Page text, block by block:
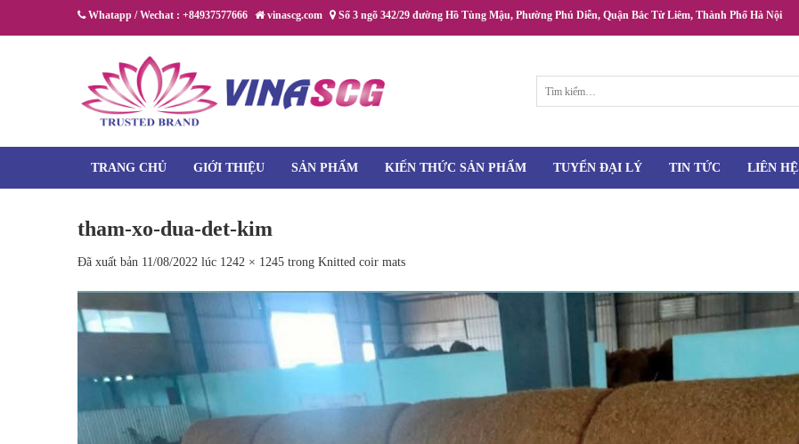
Whatapp / Wechat : +84937577666 vinascg.com Số 3 ngõ 342/29 đường Hồ Tùng Mậu, Phường Phú Diễn, Quận Bắc Từ Liêm, Thành Phố Hà Nội
kiếm:
TRANG CHỦ GIỚI THIỆU SẢN PHẨM KIẾN THỨC SẢN PHẨM TUYỂN ĐẠI LÝ TIN TỨC LIÊN HỆ
tham-xo-dua-det-kim
Đã xuất bản 11/08/2022 lúc 1242 × 1245 trong Knitted coir mats